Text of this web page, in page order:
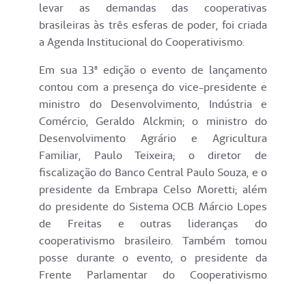
levar as demandas das cooperativas
brasileiras às três esferas de poder, foi criada
a Agenda Institucional do Cooperativismo.
Em sua 13ª edição o evento de lançamento
contou com a presença do vice-presidente e
ministro do Desenvolvimento, Indústria e
Comércio, Geraldo Alckmin; o ministro do
Desenvolvimento Agrário e Agricultura
Familiar, Paulo Teixeira; o diretor de
fiscalização do Banco Central Paulo Souza, e o
presidente da Embrapa Celso Moretti; além
do presidente do Sistema OCB Márcio Lopes
de Freitas e outras lideranças do
cooperativismo brasileiro. Também tomou
posse durante o evento, o presidente da
Frente Parlamentar do Cooperativismo